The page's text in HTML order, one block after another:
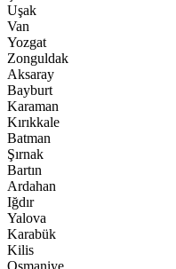
Uşak
Van
Yozgat
Zonguldak
Aksaray
Bayburt
Karaman
Kırıkkale
Batman
Şırnak
Bartın
Ardahan
Iğdır
Yalova
Karabük
Kilis
Osmaniye